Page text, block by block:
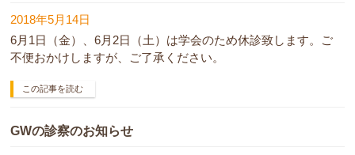
2018年5月14日
6月1日（金）、6月2日（土）は学会のため休診致します。ご
不便おかけしますが、ご了承ください。
この記事を読む
GWの診察のお知らせ